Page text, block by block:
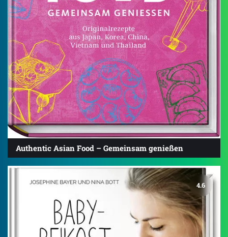
Authentic Asian Food – Gemeinsam genießen
4.6